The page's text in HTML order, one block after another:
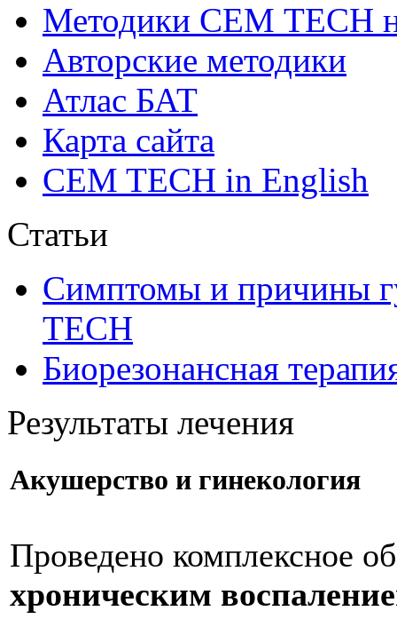
Методики СЕМ ТЕСН
Авторские методики
Атлас БАТ
Карта сайта
CEM TECH in English
Статьи
Симптомы и причины
ТЕСН
Биорезонансная
Результаты лечения
Акушерство и гинекология
Проведено комплексное
хроническим